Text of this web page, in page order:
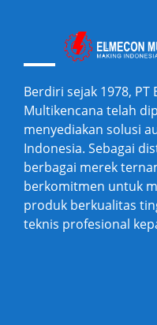
Berdiri sejak 1978, PT
Multikencana telah
menyediakan solusi
Indonesia. Sebagai
berbagai merek
berkomitmen untuk
produk berkualitas
teknis profesional